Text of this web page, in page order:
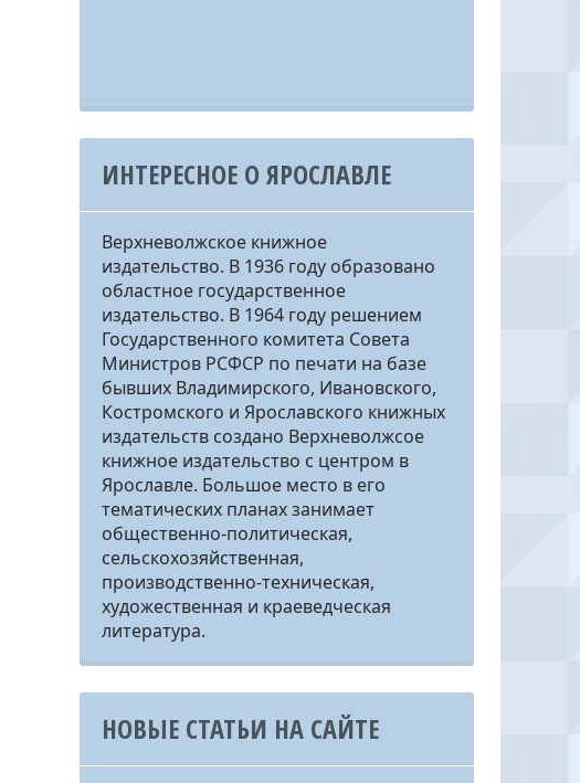
ИНТЕРЕСНОЕ О ЯРОСЛАВЛЕ
Верхневолжское книжное
издательство. В 1936 году образовано
областное государственное
издательство. В 1964 году решением
Государственного комитета Совета
Министров РСФСР по печати на базе
бывших Владимирского, Ивановского,
Костромского и Ярославского книжных
издательств создано Верхневолжсое
книжное издательство с центром в
Ярославле. Большое место в его
тематических планах занимает
общественно-политическая,
сельскохозяйственная,
производственно-техническая,
художественная и краеведческая
литература.
НОВЫЕ СТАТЬИ НА САЙТЕ